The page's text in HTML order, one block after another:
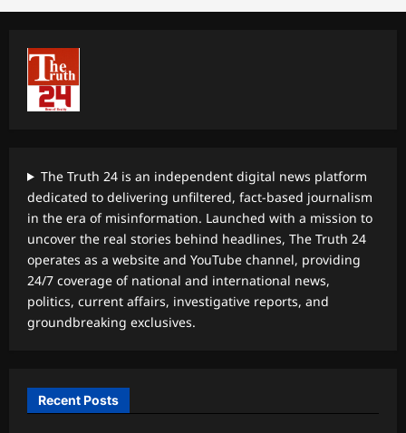
The Truth 24 is an independent digital news platform
dedicated to delivering unfiltered, fact-based journalism
in the era of misinformation. Launched with a mission to
uncover the real stories behind headlines, The Truth 24
operates as a website and YouTube channel, providing
24/7 coverage of national and international news,
politics, current affairs, investigative reports, and
groundbreaking exclusives.
Recent Posts